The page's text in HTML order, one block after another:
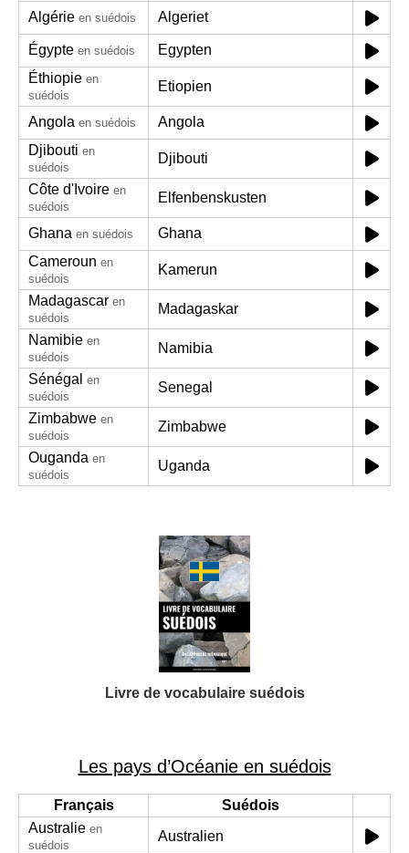
Algérie en suédois Algeriet
Égypte en suédois
Egypten
Éthiopie en
suédois
Etiopien
Angola en suédois
Angola
Djibouti en
suédois
Djibouti
Côte d'Ivoire en
suédois
Elfenbenskusten
Ghana en suédois
Ghana
Cameroun en
suédois
Kamerun
Madagascar en
suédois
Madagaskar
Namibie en
suédois
Namibia
Sénégal en
suédois
Senegal
Zimbabwe en
suédois
Zimbabwe
Ouganda en
suédois
Uganda
Livre de vocabulaire suédois
Les pays d’Océanie en suédois
Français
Suédois
Australie en
suédois
Australien